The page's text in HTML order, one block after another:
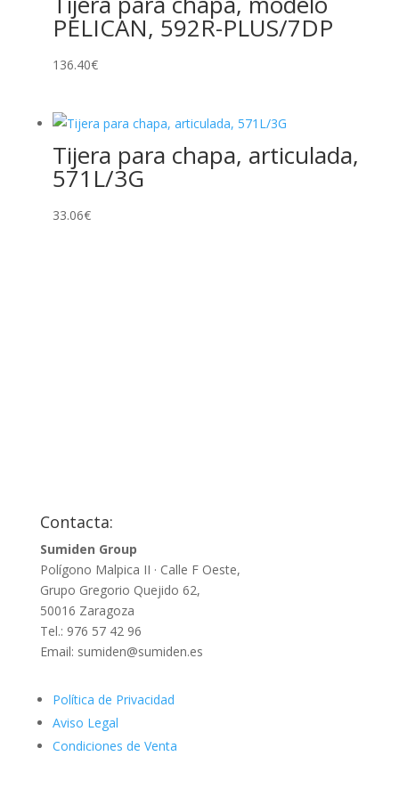
PELICAN, 592R-PLUS/7DP
136.40€
Tijera para chapa, articulada,
571L/3G
33.06€
Contacta:
Sumiden Group
Polígono Malpica II · Calle F Oeste,
Grupo Gregorio Quejido 62,
50016 Zaragoza
Tel.: 976 57 42 96
Email: sumiden@sumiden.es
Política de Privacidad
Aviso Legal
Condiciones de Venta